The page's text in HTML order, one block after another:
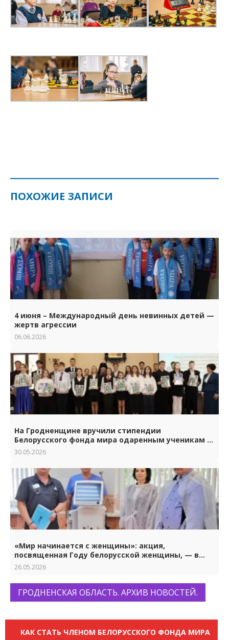
ПОХОЖИЕ ЗАПИСИ
4 июня – Международный день невинных детей —
жертв агрессии
06.06.2026
На Гродненщине вручили стипендии
Белорусского фонда мира одаренным ученикам и
студентам.
30.05.2026
«Мир начинается с женщины»: акция,
посвященная Году белорусской женщины, — в
Гродно
26.05.2026
ГРОДНЕНСКАЯ ОБЛАСТЬ. АРХИВ НОВОСТЕЙ.
КАК СТАТЬ ЧЛЕНОМ БЕЛОРУССКОГО ФОНДА МИРА